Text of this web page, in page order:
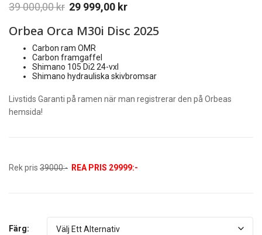
39 000,00kr 29 999,00 kr
Orbea Orca M30i Disc 2025
Carbon ram OMR
Carbon framgaffel
Shimano 105 Di2 24-vxl
Shimano hydrauliska skivbromsar
Livstids Garanti på ramen när man registrerar den på Orbeas
hemsida!
Rek pris 39000:- REA PRIS 29999:-
Färg: